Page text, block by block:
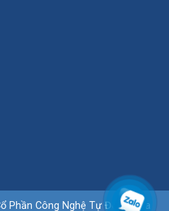
Phần Công Nghệ Tự Động Hóa